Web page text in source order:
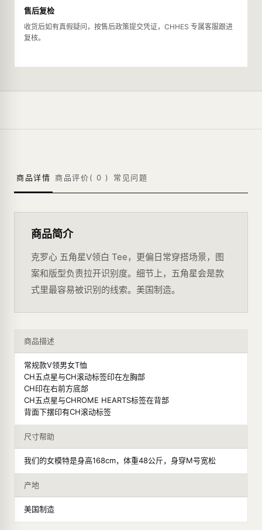
售后复检
收货后如有真假疑问，按售后政策提交凭证，CHHES 专属客服跟进
复核。
商品详情 商品评价( 0 ) 常见问题
商品简介
克罗心 五角星V领白 Tee，更偏日常穿搭场景，图
案和版型负责拉开识别度。细节上，五角星会是款
式里最容易被识别的线索。美国制造。
商品描述
常规款V领男女T恤
CH五点星与CH滚动标签印在左胸部
CH印在右前方底部
CH五点星与CHROME HEARTS标签在背部
背面下摆印有CH滚动标签
尺寸帮助
我们的女模特是身高168cm，体重48公斤，身穿M号宽松
产地
美国制造